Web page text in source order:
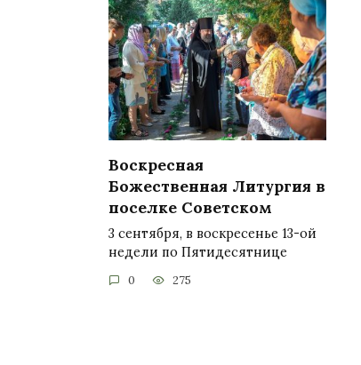
Воскресная
Божественная Литургия в
поселке Советском
3 сентября, в воскресенье 13-ой
недели по Пятидесятнице
0 275